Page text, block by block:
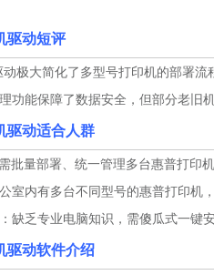
驱动短评
极大简化了多型号打印机的部署
功能保障了数据安全，但部分老旧
驱动适合人群
批量部署、统一管理多台惠普打印
室内有多台不同型号的惠普打印机
缺乏专业电脑知识，需傻瓜式一键
驱动软件介绍